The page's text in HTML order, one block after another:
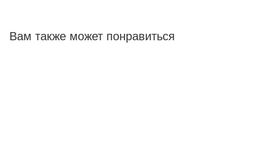
Вам также может понравиться